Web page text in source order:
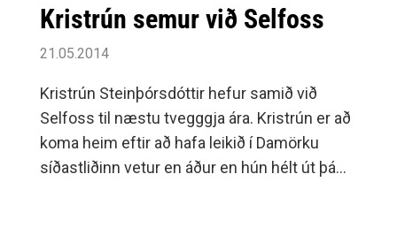
Kristrún semur við Selfoss
21.05.2014
Kristrún Steinþórsdóttir hefur samið við
Selfoss til næstu tvegggja ára. Kristrún er að
koma heim eftir að hafa leikið í Damörku
síðastliðinn vetur en áður en hún hélt út þá